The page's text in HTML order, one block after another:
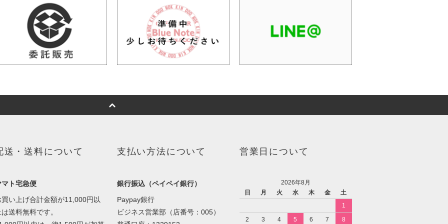
送・送料について
マト宅急便
買い上げ合計金額が11,000円以
送料無料です。
支払い方法について
銀行振込（ペイペイ銀行）
Paypay銀行
ビジネス営業部（店番号：005）
営業日について
2026年8月
日
月 火 水 木 金
土
1
2
3 4 5 6 7 8